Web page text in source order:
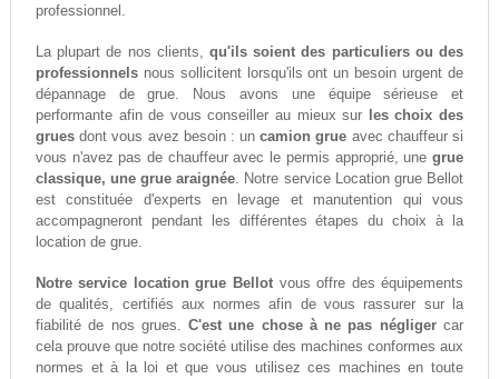
professionnel.
La plupart de nos clients, qu'ils soient des particuliers ou des
professionnelsnous sollicitent lorsqu'ils ont un besoin urgent de
dépannage de grue. Nous avons une équipe sérieuse et
performante afin de vous conseiller au mieux sur
les choix des
gruesdont vous avez besoin : uncamion grue avec chauffeur si
vous n'avez pas de chauffeur avec le permis approprié, unegrue
classique, une grue araignée. Notre service Location grue Bellot
est constituée d'experts en levage et manutention qui vous
accompagneront pendant les différentes étapes du choix à la
location de grue.
Notre service location grue Bellot vous offre des équipements
de qualités, certifiés aux normes afin de vous rassurer sur la
fiabilité de nos grues.C'est une chose à ne pas négligercar
cela prouve que notre société utilise des machines conformes aux
normes et à la loi et que vous utilisez ces machines en toute